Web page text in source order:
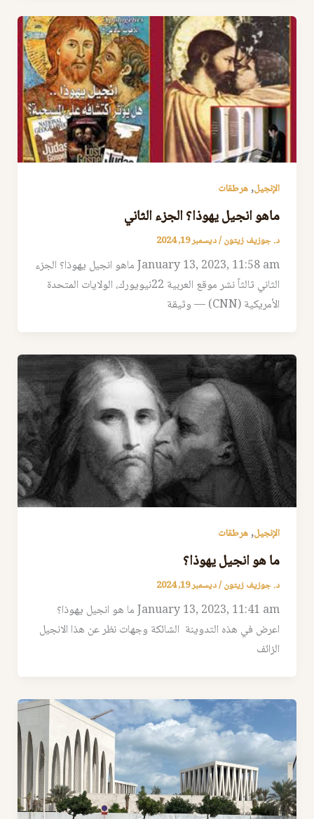
الإنجيل,هرطقات
ماهو انجيل يهوذا؟ الجزء الثاني
د. جوزيف زيتون/ديسمبر 19, 2024
January 13, 2023, 11:58 am ماهو انجيل يهوذا؟ الجزء
الثاني ثالثاً نشر موقع العربية 22نيويورك، الولايات المتحدة
الأمريكية (CNN) — وثيقة
الإنجيل,هرطقات
ما هو انجيل يهوذا؟
د. جوزيف زيتون/ديسمبر 19, 2024
January 13, 2023, 11:41 am ما هو انجيل يهوذا؟
اعرض في هذه التدوينة الشائكة وجهات نظر عن هذا الانجيل
الزائف